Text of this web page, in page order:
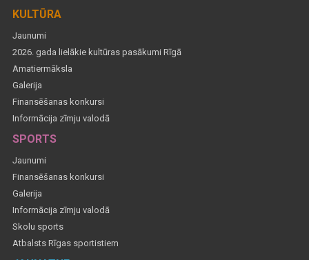
KULTŪRA
Jaunumi
2026. gada lielākie kultūras pasākumi Rīgā
Amatiermāksla
Galerija
Finansēšanas konkursi
Informācija zīmju valodā
SPORTS
Jaunumi
Finansēšanas konkursi
Galerija
Informācija zīmju valodā
Skolu sports
Atbalsts Rīgas sportistiem